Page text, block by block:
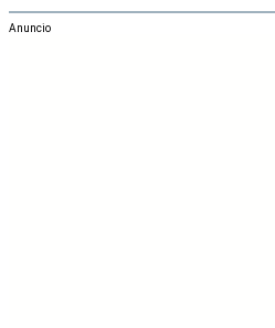
Anuncio